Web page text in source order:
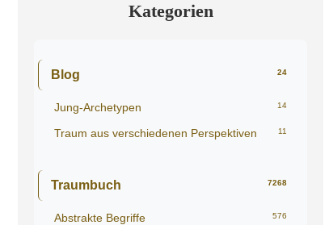
Kategorien
Blog 24
Jung-Archetypen 14
Traum aus verschiedenen Perspektiven 11
Traumbuch 7268
Abstrakte Begriffe 576